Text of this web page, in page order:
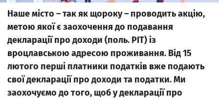
Наше місто – так як щороку – проводить акцію,
метою якої є заохочення до подавання
декларації про доходи (поль. РІТ) із
вроцлавською адресою проживання. Від 15
лютого перші платники податків вже подають
свої декларації про доходи та податки. Ми
заохочуємо до того, щоб у декларації про